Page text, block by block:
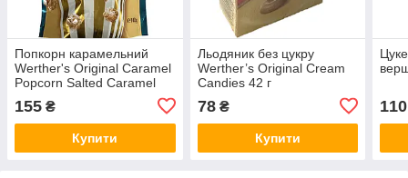
Попкорн карамельний
Werther's Original Caramel
Popcorn Salted Caramel
155 ₴
Купити
Льодяник без цукру
Werther’s Original Cream
Candies 42 г
78₴
Купити
110